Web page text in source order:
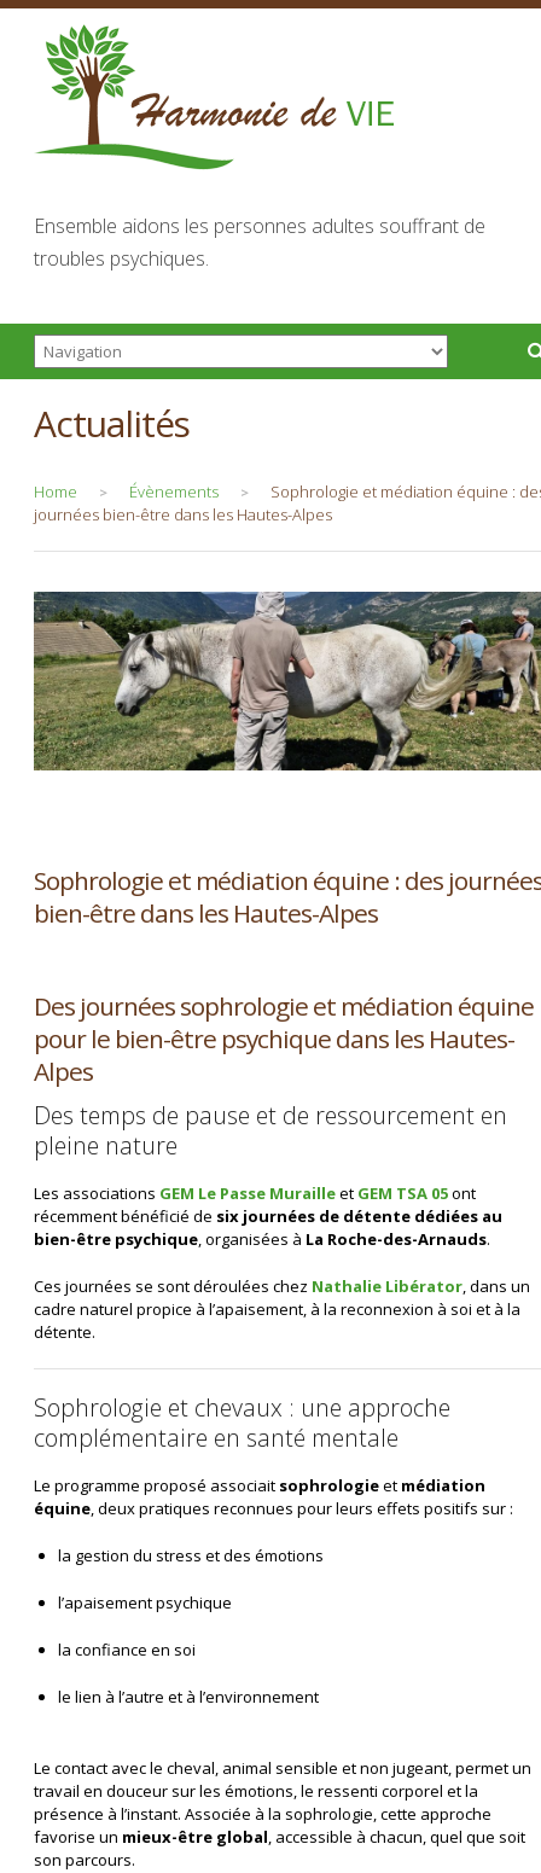
Ensemble aidons les personnes adultes souffrant de
troubles psychiques.
Actualités
Home > Évènements >
Sophrologie et médiation équine :
journées bien-être dans les Hautes-Alpes
Sophrologie et médiation équine : des
bien-être dans les Hautes-Alpes
Des journées sophrologie et médiation équine
pour le bien-être psychique dans les Hautes-
Alpes
Des temps de pause et de ressourcement en
pleine nature
Les associations GEM Le Passe Murailleet GEM TSA 05ont
récemment bénéficié de six journées de détente dédiées au
bien-être psychique, organisées à La Roche-des-Arnauds.
Ces journées se sont déroulées chez Nathalie Libérator, dans un
cadre naturel propice à l’apaisement, à la reconnexion à soi et à la
détente.
Sophrologie et chevaux : une approche
complémentaire en santé mentale
Le programme proposé associait sophrologieet médiation
équine, deux pratiques reconnues pour leurs effets positifs sur :
la gestion du stress et des émotions
l’apaisement psychique
la confiance en soi
le lien à l’autre et à l’environnement
Le contact avec le cheval, animal sensible et non jugeant, permet un
travail en douceur sur les émotions, le ressenti corporel et la
présence à l’instant. Associée à la sophrologie, cette approche
favorise un mieux-être global, accessible à chacun, quel que soit
son parcours.